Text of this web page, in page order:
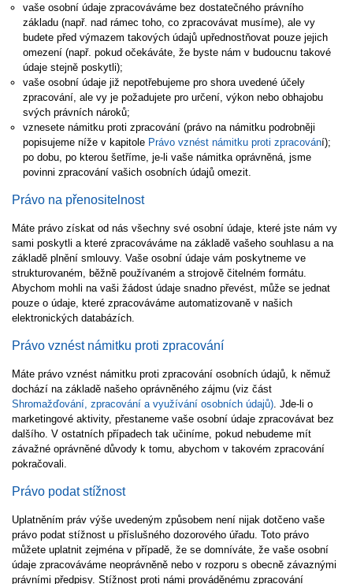
vaše osobní údaje zpracováváme bez dostatečného právního
základu (např. nad rámec toho, co zpracovávat musíme), ale vy
budete před výmazem takových údajů upřednostňovat pouze jejich
omezení (např. pokud očekáváte, že byste nám v budoucnu takové
údaje stejně poskytli);
vaše osobní údaje již nepotřebujeme pro shora uvedené účely
zpracování, ale vy je požadujete pro určení, výkon nebo obhajobu
svých právních nároků;
vznesete námitku proti zpracování (právo na námitku podrobněji
popisujeme níže v kapitole Právo vznést námitku proti zpracování);
po dobu, po kterou šetříme, je-li vaše námitka oprávněná, jsme
povinni zpracování vašich osobních údajů omezit.
Právo na přenositelnost
Máte právo získat od nás všechny své osobní údaje, které jste nám vy
sami poskytli a které zpracováváme na základě vašeho souhlasu a na
základě plnění smlouvy. Vaše osobní údaje vám poskytneme ve
strukturovaném, běžně používaném a strojově čitelném formátu.
Abychom mohli na vaši žádost údaje snadno převést, může se jednat
pouze o údaje, které zpracováváme automatizovaně v našich
elektronických databázích.
Právo vznést námitku proti zpracování
Máte právo vznést námitku proti zpracování osobních údajů, k němuž
dochází na základě našeho oprávněného zájmu (viz část
Shromažďování, zpracování a využívání osobních údajů). Jde-li o
marketingové aktivity, přestaneme vaše osobní údaje zpracovávat bez
dalšího. V ostatních případech tak učiníme, pokud nebudeme mít
závažné oprávněné důvody k tomu, abychom v takovém zpracování
pokračovali.
Právo podat stížnost
Uplatněním práv výše uvedeným způsobem není nijak dotčeno vaše
právo podat stížnost u příslušného dozorového úřadu. Toto právo
můžete uplatnit zejména v případě, že se domníváte, že vaše osobní
údaje zpracováváme neoprávněně nebo v rozporu s obecně závaznými
právními předpisy. Stížnost proti námi prováděnému zpracování